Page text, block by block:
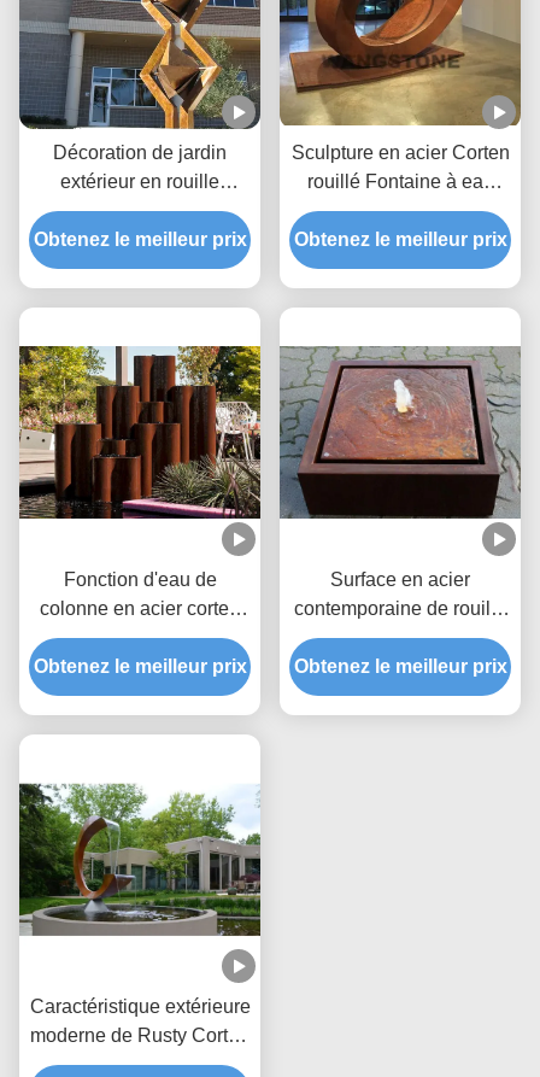
Décoration de jardin
extérieur en rouille
fontaine d'eau sculpture
en acier corten
Obtenez le meilleur prix
Sculpture en acier Corten
rouillé Fontaine à eau
pour la décoration
extérieure
Obtenez le meilleur prix
Fonction d'eau de
colonne en acier corten
extérieur personnalisé
fontaine pour jardin
Obtenez le meilleur prix
Surface en acier
contemporaine de rouille
de décoration de jardin
de caractéristique de
l'eau de Corten en métal
Obtenez le meilleur prix
Caractéristique extérieure
moderne de Rusty Corten
Steel Garden Water